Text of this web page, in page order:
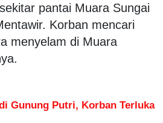
pantai Muara Sungai
Korban mencari
menyelam di Muara
Gunung Putri, Korban Terluka